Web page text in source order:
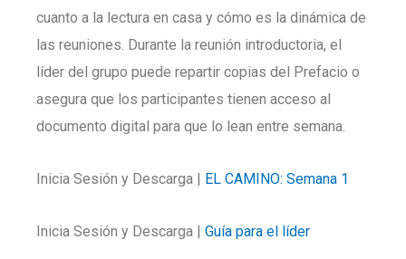
cuanto a la lectura en casa y cómo es la dinámica de
las reuniones. Durante la reunión introductoria, el
líder del grupo puede repartir copias del Prefacio o
asegura que los participantes tienen acceso al
documento digital para que lo lean entre semana.
Inicia Sesión y Descarga | EL CAMINO: Semana 1
Inicia Sesión y Descarga | Guía para el líder